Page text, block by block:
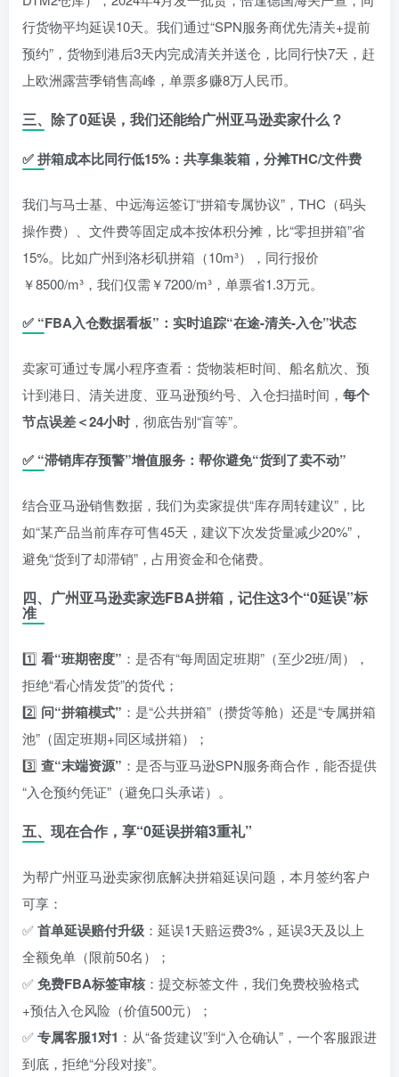
行货物平均延误10天。我们通过“SPN服务商优先清关+提前
预约”，货物到港后3天内完成清关并送仓，比同行快7天，赶
上欧洲露营季销售高峰，单票多赚8万人民币。
三、除了0延误，我们还能给广州亚马逊卖家什么？
✅拼箱成本比同行低15%：共享集装箱，分摊THC/文件费
我们与马士基、中远海运签订“拼箱专属协议”，THC（码头
操作费）、文件费等固定成本按体积分摊，比“零担拼箱”省
15%。比如广州到洛杉矶拼箱（10m³），同行报价
￥8500/m³，我们仅需￥7200/m³，单票省1.3万元。
✅ “FBA入仓数据看板”：实时追踪“在途-清关-入仓”状态
卖家可通过专属小程序查看：货物装柜时间、船名航次、预
计到港日、清关进度、亚马逊预约号、入仓扫描时间， 每个
节点误差＜24小时，彻底告别“盲等”。
✅ “滞销库存预警”增值服务：帮你避免“货到了卖不动”
结合亚马逊销售数据，我们为卖家提供“库存周转建议”，比
如“某产品当前库存可售45天，建议下次发货量减少20%”，
避免“货到了却滞销”，占用资金和仓储费。
四、广州亚马逊卖家选FBA拼箱，记住这3个“0延误”标
准
1️⃣ 看“班期密度” ：是否有“每周固定班期”（至少2班/周），
拒绝“看心情发货”的货代；
2️⃣ 问“拼箱模式” ：是“公共拼箱”（攒货等舱）还是“专属拼箱
池”（固定班期+同区域拼箱）；
3️⃣ 查“末端资源” ：是否与亚马逊SPN服务商合作，能否提供
“入仓预约凭证”（避免口头承诺）。
五、现在合作，享“0延误拼箱3重礼”
为帮广州亚马逊卖家彻底解决拼箱延误问题，本月签约客户
可享：
✅首单延误赔付升级 ：延误1天赔运费3%，延误3天及以上
全额免单（限前50名）；
✅免费FBA标签审核：提交标签文件，我们免费校验格式
+预估入仓风险（价值500元）；
✅专属客服1对1 ：从“备货建议”到“入仓确认”，一个客服跟进
到底，拒绝“分段对接”。